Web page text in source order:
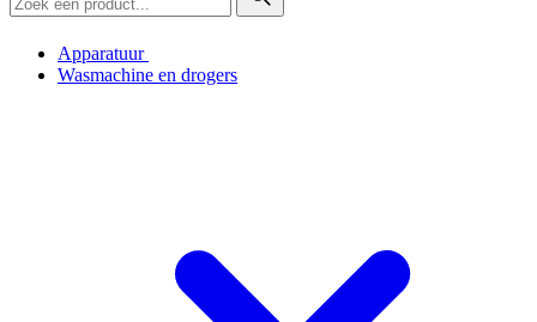
Apparatuur
Wasmachine en drogers